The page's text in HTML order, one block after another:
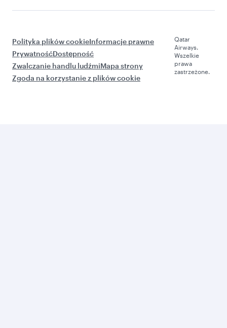
Polityka plików cookieInformacje prawne
PrywatnośćDostępność
Zwalczanie handlu ludźmiMapa strony
Zgoda na korzystanie z plików cookie
Qatar
Airways.
Wszelkie
prawa
zastrzeżone.